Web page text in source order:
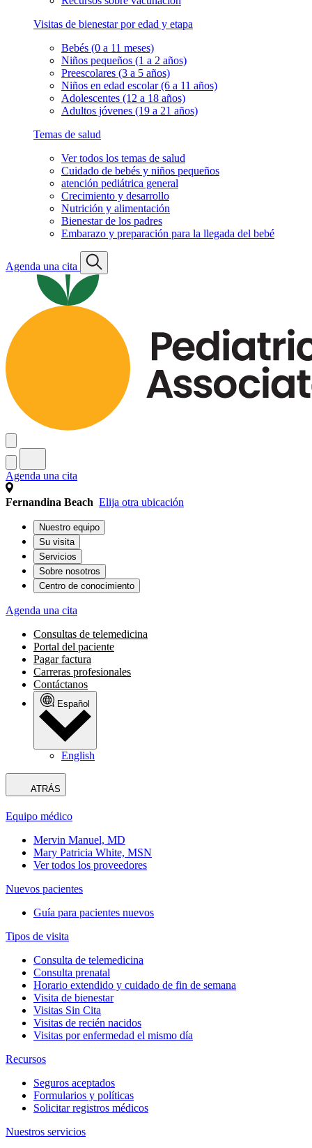
Visitas de bienestar por edad y etapa
Bebés (0 a 11 meses)
Niños pequeños (1 a 2 años)
Preescolares (3 a 5 años)
Niños en edad escolar (6 a 11 años)
Adolescentes (12 a 18 años)
Adultos jóvenes (19 a 21 años)
Temas de salud
Ver todos los temas de salud
Cuidado de bebés y niños pequeños
atención pediátrica general
Crecimiento y desarrollo
Nutrición y alimentación
Bienestar de los padres
Embarazo y preparación para la llegada del bebé
Agenda una cita
Agenda una cita
Fernandina Beach Elija otra ubicación
Nuestro equipo
Su visita
Servicios
Sobre nosotros
Centro de conocimiento
Agenda una cita
Consultas de telemedicina
Portal del paciente
Pagar factura
Carreras profesionales
Contáctanos
Español
English
ATRÁS
Equipo médico
Mervin Manuel, MD
Mary Patricia White, MSN
Ver todos los proveedores
Nuevos pacientes
Guía para pacientes nuevos
Tipos de visita
Consulta de telemedicina
Consulta prenatal
Horario extendido y cuidado de fin de semana
Visita de bienestar
Visitas Sin Cita
Visitas de recién nacidos
Visitas por enfermedad el mismo día
Recursos
Seguros aceptados
Formularios y políticas
Solicitar registros médicos
Nuestros servicios